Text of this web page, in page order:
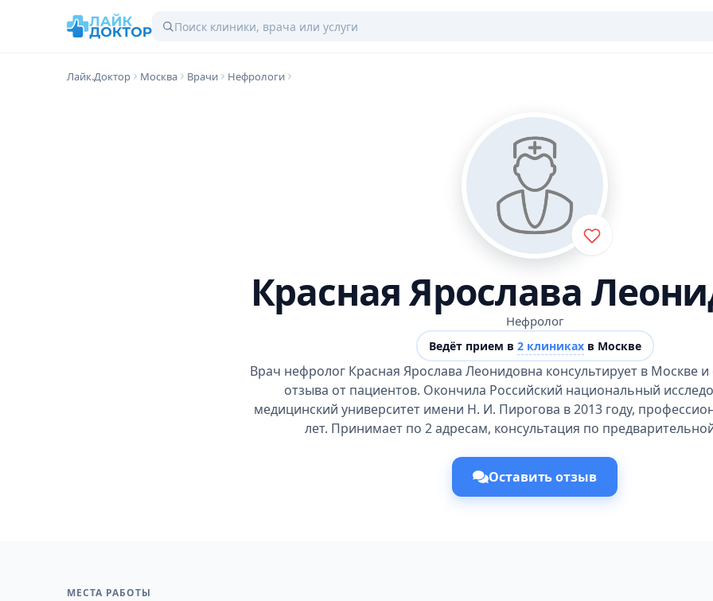
Лайк.Доктор Москва Врачи Нефрологи
Красная Ярослава
Нефролог
Ведёт прием в 2 клиникахв Москве
Врач нефролог Красная Ярослава Леонидовна консультирует в Москве
отзыва от пациентов. Окончила Российский национальный
медицинский университет имени Н. И. Пирогова в 2013 году,
лет. Принимает по 2 адресам, консультация по
Оставить отзыв
МЕСТА РАБОТЫ